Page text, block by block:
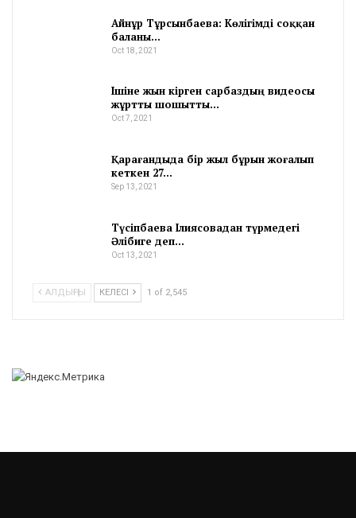
Айнұр Тұрсынбаева: Көлігімді соққан
баланы…
Oct 18, 2021
Ішіне жын кірген сарбаздың видеосы
жұртты шошытты…
Oct 7, 2021
Қарағандыда бір жыл бұрын жоғалып
кеткен 27…
Sep 13, 2021
Түсіпбаева Ілиясовадан түрмедегі
Әлібиге деп…
Oct 13, 2021
АЛДЫҢҒЫ КЕЛЕСІ 1 of 2,545